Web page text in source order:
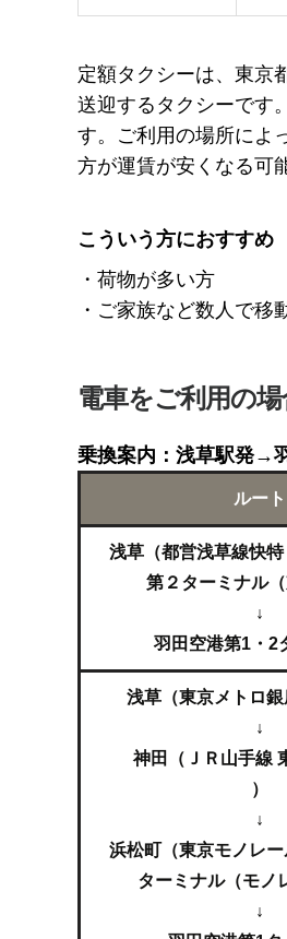
定額タクシーは、東京
送迎するタクシーです
す。ご利用の場所によ
方が運賃が安くなる可
こういう方におすすめ
・荷物が多い方
・ご家族など数人で移
電車をご利用の場
乗換案内：浅草駅発→
ルート
浅草（都営浅草線快特
第２ターミナル（
↓
羽田空港第1・2
浅草（東京メトロ銀
↓
神田（ＪＲ山手線
）
↓
浜松町（東京モノレ
ターミナル（モノ
↓